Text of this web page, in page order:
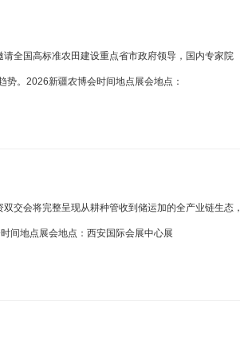
全国高标准农田建设重点省市政府领导，国内专家院
。2026新疆农博会时间地点展会地点：
交会将完整呈现从耕种管收到储运加的全产业链生态，
间地点展会地点：西安国际会展中心展